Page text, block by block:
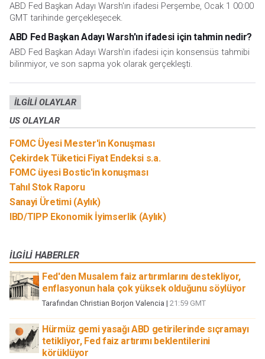
ABD Fed Başkan Adayı Warsh'ın ifadesi Perşembe, Ocak 1 00:00
GMT tarihinde gerçekleşecek.
ABD Fed Başkan Adayı Warsh'ın ifadesi için tahmin nedir?
ABD Fed Başkan Adayı Warsh'ın ifadesi için konsensüs tahmibi
bilinmiyor, ve son sapma yok olarak gerçekleşti.
İLGILI OLAYLAR
US OLAYLAR
FOMC Üyesi Mester'in Konuşması
Çekirdek Tüketici Fiyat Endeksi s.a.
FOMC üyesi Bostic'in konuşması
Tahıl Stok Raporu
Sanayi Üretimi (Aylık)
IBD/TIPP Ekonomik İyimserlik (Aylık)
İLGILI HABERLER
Fed'den Musalem faiz artırımlarını destekliyor,
enflasyonun hala çok yüksek olduğunu söylüyor
Tarafından Christian Borjon Valencia | 21:59 GMT
Hürmüz gemi yasağı ABD getirilerinde sıçramayı
tetikliyor, Fed faiz artırımı beklentilerini
körüklüyor